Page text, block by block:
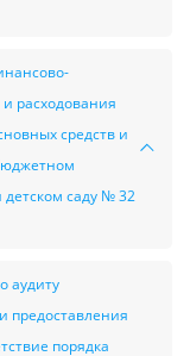
расходования
средств и
саду № 32
аудиту
предоставления
порядка